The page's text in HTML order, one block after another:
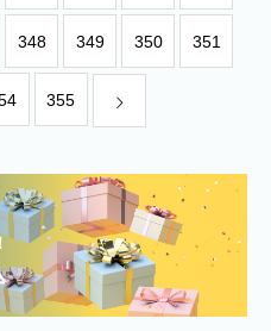
348 349 350 351
355